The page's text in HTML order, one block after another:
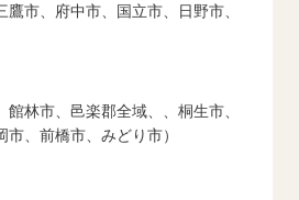
市、府中市、国立市、日野市、
館林市、邑楽郡全域、、桐生市、
、前橋市、みどり市）